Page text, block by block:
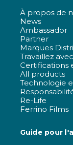
À propos de
News
Ambassador
Partner
Marques
Travaillez
Certifications
All products
Technologie
Re-Life
Ferrino Films
Guide pour